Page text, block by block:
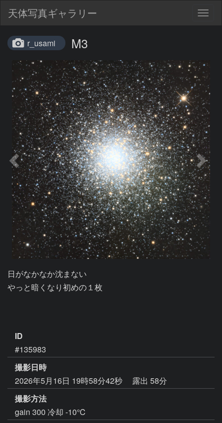
天体写真ギャラリー
r_usami M3
日がなかなか沈まない
やっと暗くなり初めの１枚
ID
#135983
撮影日時
2026年5月16日 19時58分42秒
露出 58分
撮影方法
gain 300 冷却 -10℃